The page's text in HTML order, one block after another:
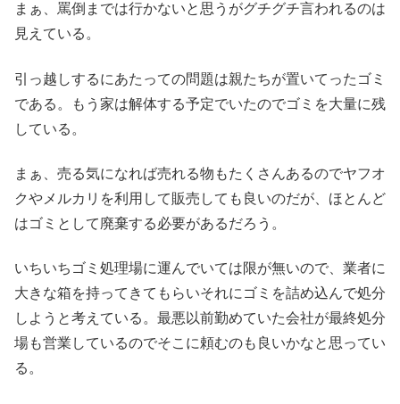
まぁ、罵倒までは行かないと思うがグチグチ言われるのは
見えている。
引っ越しするにあたっての問題は親たちが置いてったゴミ
である。もう家は解体する予定でいたのでゴミを大量に残
している。
まぁ、売る気になれば売れる物もたくさんあるのでヤフオ
クやメルカリを利用して販売しても良いのだが、ほとんど
はゴミとして廃棄する必要があるだろう。
いちいちゴミ処理場に運んでいては限が無いので、業者に
大きな箱を持ってきてもらいそれにゴミを詰め込んで処分
しようと考えている。最悪以前勤めていた会社が最終処分
場も営業しているのでそこに頼むのも良いかなと思ってい
る。